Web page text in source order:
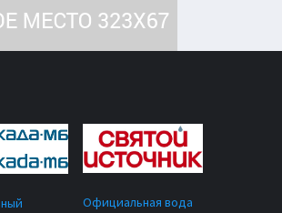
Официальная вода